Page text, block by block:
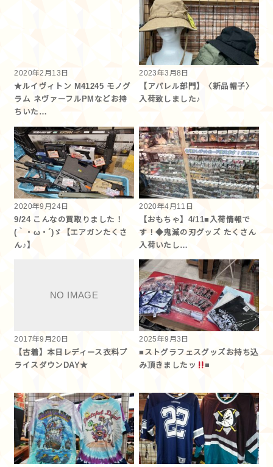
2020年2月13日
★ルイヴィトン M41245 モノグ
ラム ネヴァーフルPMなどお持
ちいた…
2023年3月8日
【アパレル部門】〈新品帽子〉
入荷致しました♪
2020年9月24日
9/24 こんなの買取りました！
(｀・ω・´)ゞ【エアガンたくさ
ん♪】
2020年4月11日
【おもちゃ】4/11■入荷情報で
す！◆鬼滅の刃グッズ たくさん
入荷いたし…
2017年9月20日
【古着】本日レディース衣料プ
ライスダウンDAY★
2025年9月3日
■ストグラフェスグッズお持ち込
み頂きましたッ
■